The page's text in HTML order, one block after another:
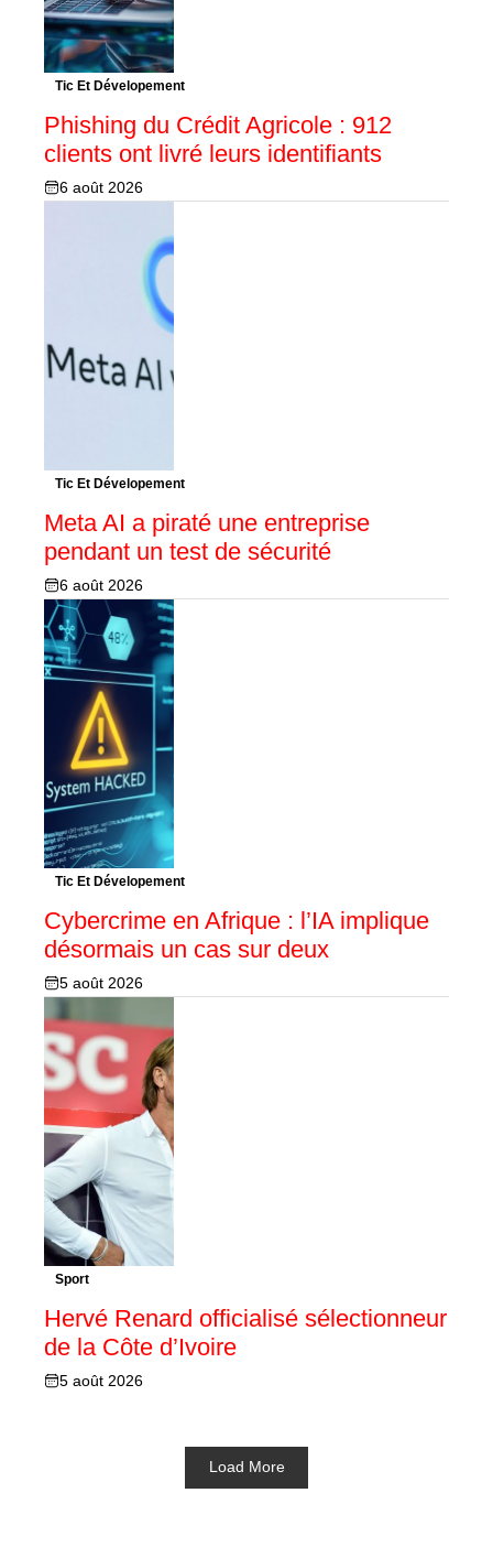
Tic Et Dévelopement
Phishing du Crédit Agricole : 912
clients ont livré leurs identifiants
6 août 2026
Tic Et Dévelopement
Meta AI a piraté une entreprise
pendant un test de sécurité
6 août 2026
Tic Et Dévelopement
Cybercrime en Afrique : l’IA implique
désormais un cas sur deux
5 août 2026
Sport
Hervé Renard officialisé sélectionneur
de la Côte d’Ivoire
5 août 2026
Load More